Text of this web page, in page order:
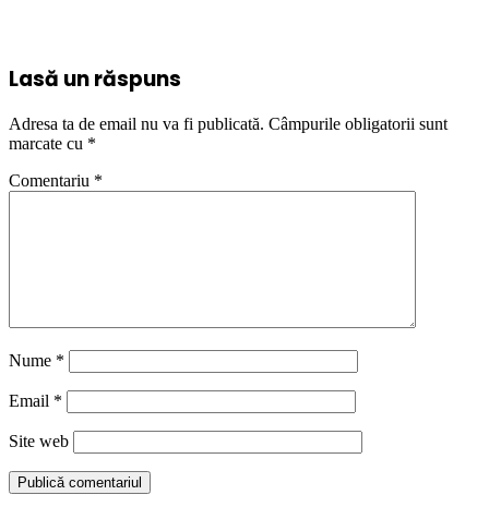
Lasă un răspuns
Adresa ta de email nu va fi publicată. Câmpurile obligatorii sunt
marcate cu *
Comentariu *
Nume *
Email *
Site web